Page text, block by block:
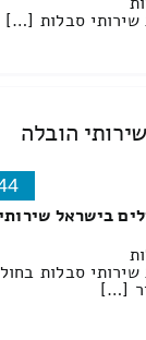
שירותי סבלות […]
הובלה
בישראל
שירותי סבלות
[…]